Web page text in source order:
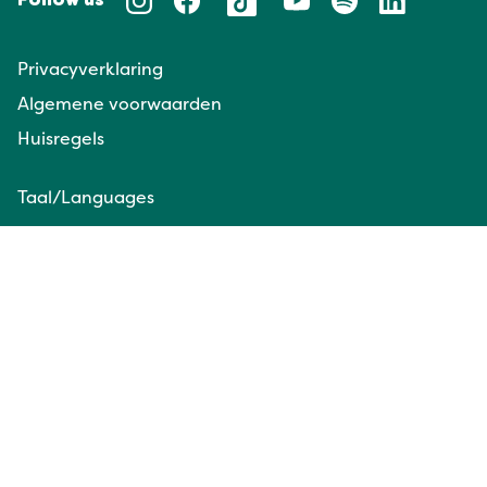
Privacyverklaring
Algemene voorwaarden
Huisregels
Taal/Languages